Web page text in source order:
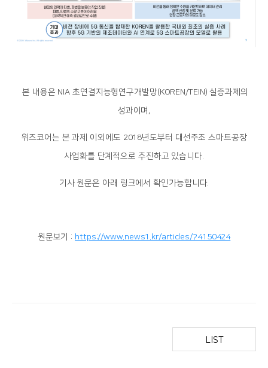
본 내용은 NIA 초연결지능형연구개발망(KOREN/TEIN) 실증과제의
성과이며,
위즈코어는 본 과제 이외에도 2018년도부터 대선주조 스마트공장
사업화를 단계적으로 추진하고 있습니다.
기사 원문은 아래 링크에서 확인가능합니다.
원문보기 : https://www.news1.kr/articles/?4150424
LIST